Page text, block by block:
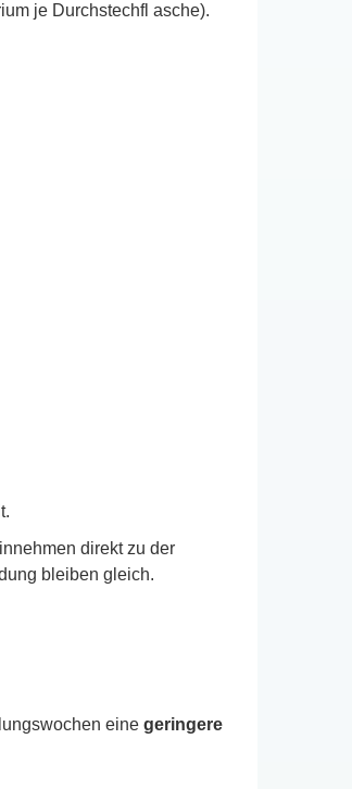
je Durchstechfl asche).
direkt zu der
bleiben gleich.
eine geringere